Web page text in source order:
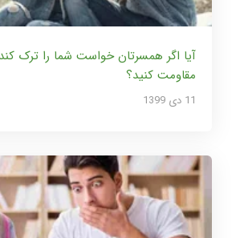
آیا اگر همسرتان خواست شما را ترک
مقاومت کنید؟
11 دی 1399